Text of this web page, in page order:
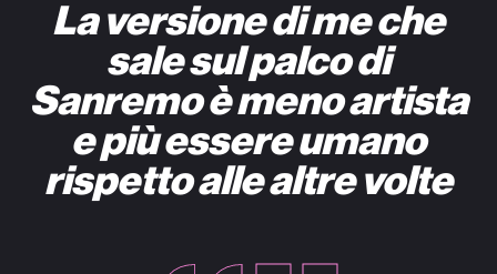
La versione di me che
sale sul palco di
Sanremo è meno artista
e più essere umano
rispetto alle altre volte